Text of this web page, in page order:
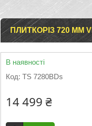
ПЛИТКОРІЗ 720 ММ
В наявності
Код: TS 7280BDs
14 499 ₴